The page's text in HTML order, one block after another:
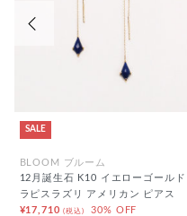
SALE
BLOOM ブルーム
12月誕生石 K10 イエローゴールド
ラピスラズリ アメリカン ピアス
¥17,710(税込) 30% OFF